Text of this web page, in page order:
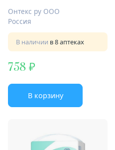
Онтекс ру ООО
Россия
В наличии в 8 аптеках
758
В корзину